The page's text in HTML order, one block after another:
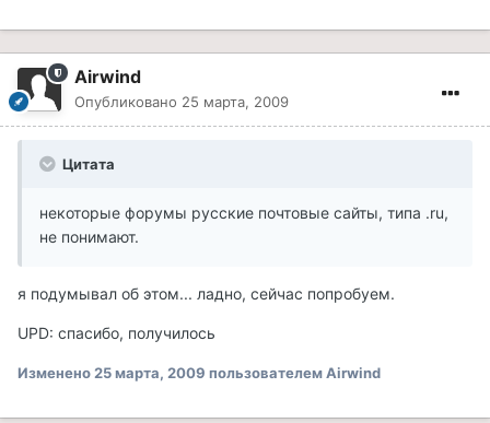
Airwind
Опубликовано 25 марта, 2009
Цитата
некоторые форумы русские почтовые сайты, типа .ru,
не понимают.
я подумывал об этом... ладно, сейчас попробуем.
UPD: спасибо, получилось
Изменено 25 марта, 2009 пользователем Airwind